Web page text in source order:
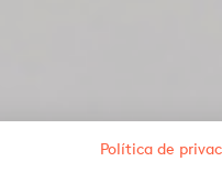
Política de